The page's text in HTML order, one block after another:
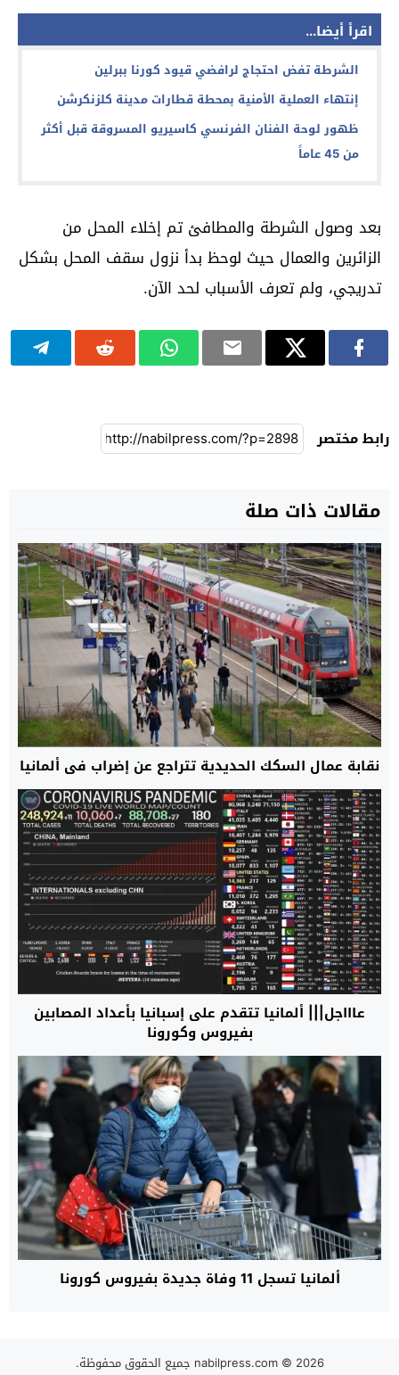
اقرأ أيضا...
الشرطة تفض احتجاج لرافضي قيود كورنا ببرلين
إنتهاء العملية الأمنية بمحطة قطارات مدينة كلزنكرشن
ظهور لوحة الفنان الفرنسي كاسيريو المسروقة قبل أكثر
من 45 عاماً
بعد وصول الشرطة والمطافئ تم إخلاء المحل من
الزائرين والعمال حيث لوحظ بدأ نزول سقف المحل بشكل
تدريجي، ولم تعرف الأسباب لحد الآن.
رابط مختصر
مقالات ذات صلة
نقابة عمال السكك الحديدية تتراجع عن إضراب في ألمانيا
عاااجل||| ألمانيا تتقدم على إسبانيا بأعداد المصابين
بفيروس وكورونا
ألمانيا تسجل 11 وفاة جديدة بفيروس كورونا
nabilpress.com© 2026 جميع الحقوق محفوظة.